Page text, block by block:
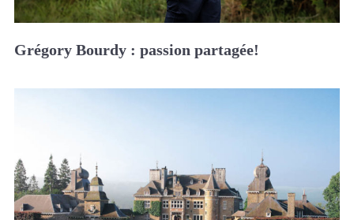
Grégory Bourdy : passion partagée!